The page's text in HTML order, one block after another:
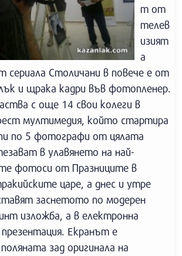
т от
телев
изият
а
сериала Столичани в повече е от
и щрака кадри във фотопленер.
с още 14 свои колеги в
мултимедия, който стартира
по 5 фотографи от цялата
в улавянето на най-
фотоси от Празниците в
царе, а днес и утре
заснетото по модерен
изложба, а в електронна
Екранът е
зад оригинала на